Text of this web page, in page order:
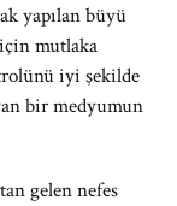
yapılan büyü
mutlaka
iyi şekilde
bir medyumun
gelen nefes